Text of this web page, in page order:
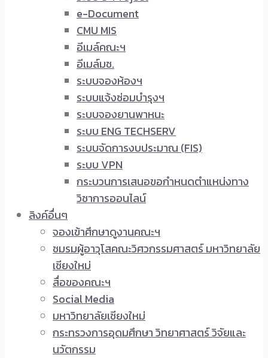
e-Document
CMU MIS
อีเมล์คณะฯ
อีเมล์มช.
ระบบจองห้องฯ
ระบบแจ้งซ่อมบำรุงฯ
ระบบจองยานพาหนะ
ระบบ ENG TECHSERV
ระบบจัดการงบประมาณ (FIS)
ระบบ VPN
กระบวนการเสนอขอกำหนดตำแหน่งทาง
วิชาการออนไลน์
ลิงค์อื่นๆ
จองเข้าศึกษาดูงานคณะฯ
ชมรมผู้อาวุโสคณะวิศวกรรมศาสตร์ มหาวิทยาลัย
เชียงใหม่
สื่อของคณะฯ
Social Media
มหาวิทยาลัยเชียงใหม่
กระทรวงการอุดมศึกษา วิทยาศาสตร์ วิจัยและ
นวัตกรรม